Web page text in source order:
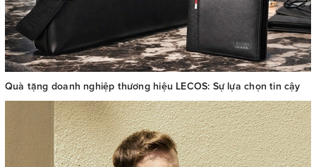
Quà tặng doanh nghiệp thương hiệu LECOS: Sự lựa chọn tin cậy